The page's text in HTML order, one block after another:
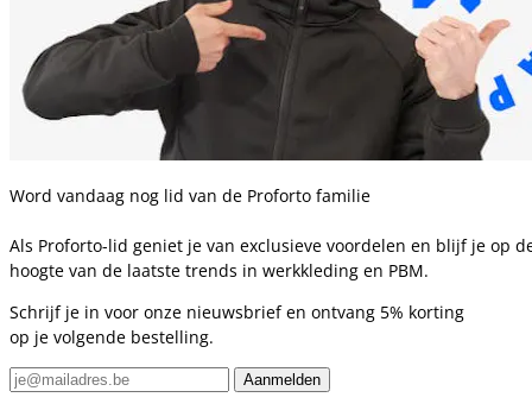
Word vandaag nog lid van de Proforto familie
Als Proforto-lid geniet je van exclusieve voordelen en blijf je op
hoogte van de laatste trends in werkkleding en PBM.
Schrijf je in voor onze nieuwsbrief en ontvang 5% korting
op je volgende bestelling.